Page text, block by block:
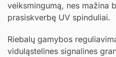
veiksmingumą, nes mažina
prasiskverbę UV spinduliai.
Riebalų gamybos
viduląstelines signalines